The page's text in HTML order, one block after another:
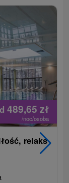
489,65zł
/noc/osoba
relaks